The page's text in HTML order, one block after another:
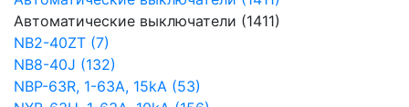
Автоматические выключатели (1411)
NB2-40ZT (7)
NB8-40J (132)
NBP-63R, 1-63A, 15kA (53)